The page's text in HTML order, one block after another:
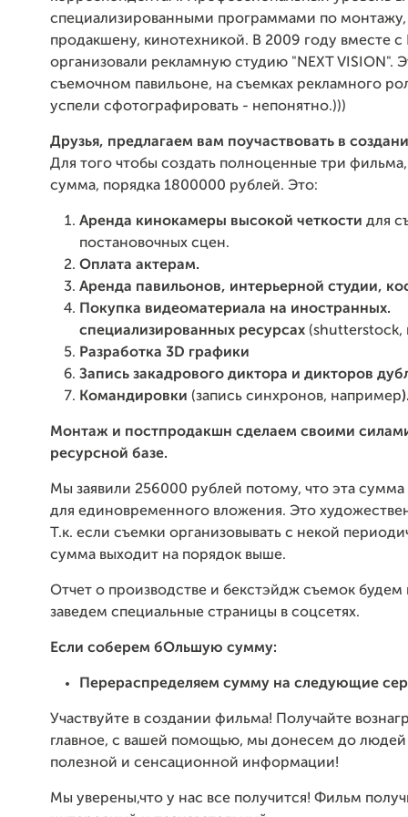
специализированными программами по монтажу,
продакшену, кинотехникой. В 2009 году вместе
организовали рекламную студию "NEXT VISION".
съемочном павильоне, на съемках рекламного
успели сфотографировать - непонятно.)))
Друзья, предлагаем вам поучаствовать в
Для того чтобы создать полноценные три
сумма, порядка 1800000 рублей. Это:
Аренда кинокамеры высокой четкости для
постановочных сцен.
Оплата актерам.
Аренда павильонов, интерьерной студии,
Покупка видеоматериала на иностранных.
специализированных ресурсах (shutterstock,
Разработка 3D графики
Запись закадрового диктора и дикторов
Командировки (запись синхронов, например
Монтаж и постпродакшн сделаем своими
ресурсной базе.
Мы заявили 256000 рублей потому, что эта
для единовременного вложения. Это
Т.к. если съемки организовывать с некой
сумма выходит на порядок выше.
Отчет о производстве и бекстэйдж съемок будем
заведем специальные страницы в соцсетях.
Если соберем бОльшую сумму:
Перераспределяем сумму на следующие
Участвуйте в создании фильма! Получайте
главное, с вашей помощью, мы донесем до людей
полезной и сенсационной информации!
Мы уверены,что у нас все получится! Фильм